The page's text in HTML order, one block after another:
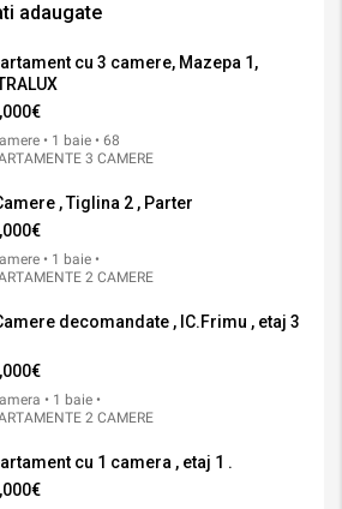
adaugate
cu 3 camere, Mazepa 1,
• 1 baie • 68
3 CAMERE
, Tiglina 2 , Parter
• 1 baie •
2 CAMERE
decomandate , IC.Frimu , etaj 3
• 1 baie •
2 CAMERE
cu 1 camera , etaj 1 .